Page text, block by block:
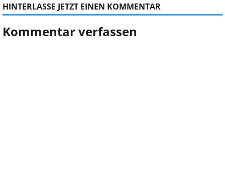
HINTERLASSE JETZT EINEN KOMMENTAR
Kommentar verfassen